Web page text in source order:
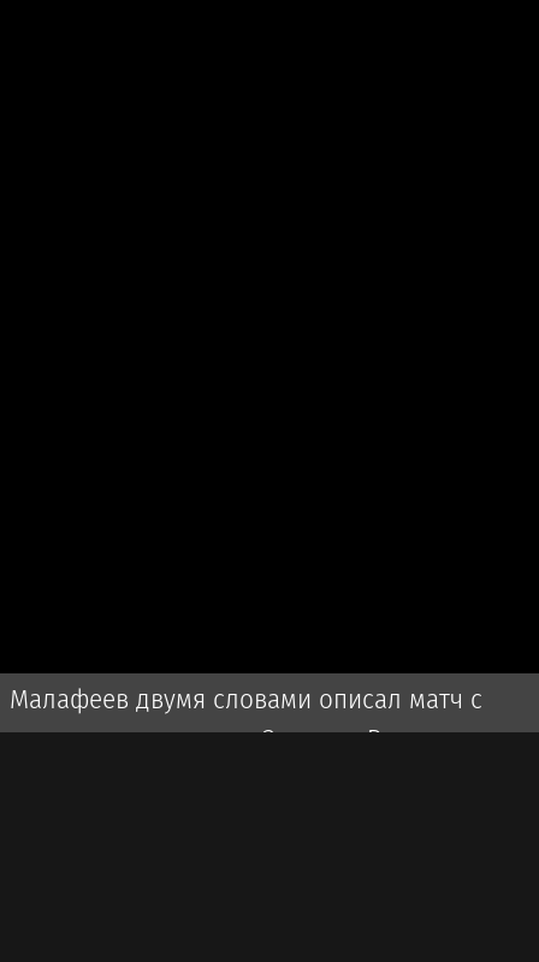
Малафеев двумя словами описал матч с
участием ветеранов «Зенита». Во время игры